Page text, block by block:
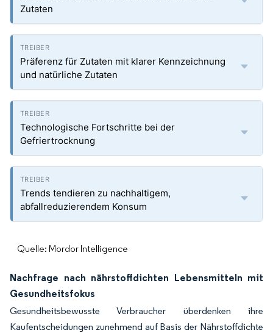
Zutaten
Präferenz für Zutaten mit klarer Kennzeichnung
und natürliche Zutaten
Technologische Fortschritte bei der
Gefriertrocknung
Trends tendieren zu nachhaltigem,
abfallreduzierendem Konsum
Quelle: Mordor Intelligence
Nachfrage nach nährstoffdichten Lebensmitteln mit
Gesundheitsfokus
Gesundheitsbewusste Verbraucher überdenken ihre
Kaufentscheidungen zunehmend auf Basis der Nährstoffdichte